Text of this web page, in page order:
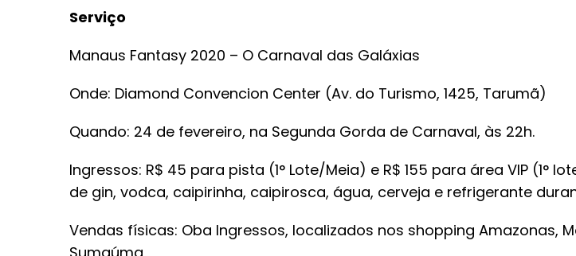
Serviço
Manaus Fantasy 2020 – O Carnaval das Galáxias
Onde: Diamond Convencion Center (Av. do Turismo, 1425, Tarumã)
Quando: 24 de fevereiro, na Segunda Gorda de Carnaval, às 22h.
Ingressos: R$ 45 para pista (1° Lote/Meia) e R$ 155 para área VIP (1°
de gin, vodca, caipirinha, caipirosca, água, cerveja e refrigerante
Vendas físicas: Oba Ingressos, localizados nos shopping Amazonas,